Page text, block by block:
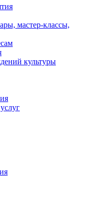
мастер-классы,
культуры